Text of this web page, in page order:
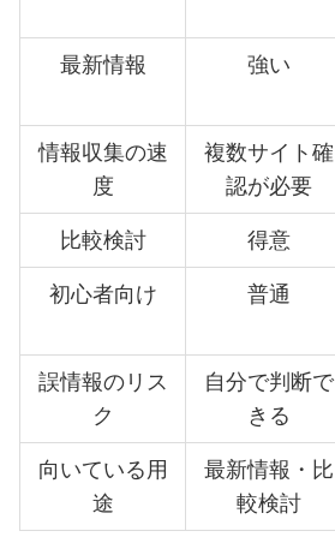
最新情報 強い
情報収集の速
度
複数サイト確
認が必要
比較検討 得意
初心者向け 普通
誤情報のリス
ク
自分で判断で
きる
向いている用
途
最新情報・比
較検討